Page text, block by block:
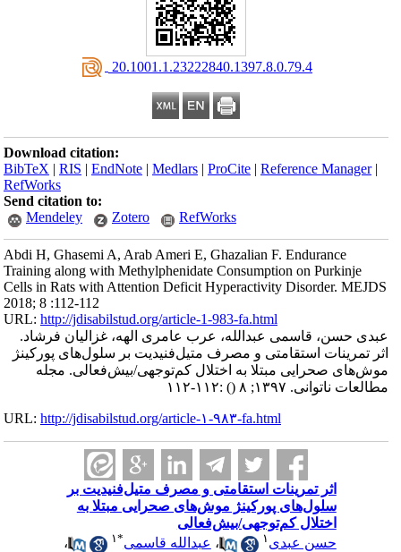
‎ 20.1001.1.23222840.1397.8.0.79.4
Download citation:
BibTeX |RIS |EndNote |Medlars |ProCite |Reference Manager
RefWorks
Send citation to:
Mendeley
Zotero RefWorks
Abdi H, Ghasemi A, Arab Ameri E, Ghazalian F. Endurance
Training along with Methylphenidate Consumption on Purkinje
Cells in Rats with Attention Deficit Hyperactivity Disorder. MEJDS
2018; 8 :112-112
URL:http://jdisabilstud.org/article-1-983-fa.html
عبدی حسن، قاسمی عبدالله، عرب عامری الهه، غزالیان فرشاد.
اثر تمرینات استقامتی و مصرف متیل‌فنیدیت بر سلول‌های پورکینژ
موش‌های صحرایی مبتلا به اختلال کم‌توجهی/بیش‌فعالی. مجله
مطالعات ناتوانی. ۱۳۹۷; ۸
() :۱۱۲-۱۱۲
URL:http://jdisabilstud.org/article-۱-۹۸۳-fa.html
اثر تمرینات استقامتی و مصرف متیل‌فنیدیت بر
سلول‌های پورکینژ موش‌های صحرایی مبتلا به
اختلال کم‌توجهی/بیش‌فعالی
حسن عبدی۱ ،عبدالله قاسمی ۱
،